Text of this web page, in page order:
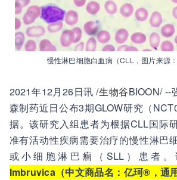
慢性淋巴细胞白血病（CLL，图片来源
2021年12月26日讯 /生物谷BIOON/ --
森制药近日公布3期GLOW研究（
据。该研究入组患者为根据CLL国际
准有活动性疾病需要治疗的慢性淋巴
或小细胞淋巴瘤（SLL）患者
Imbruvica（中文商品名：亿珂®，通